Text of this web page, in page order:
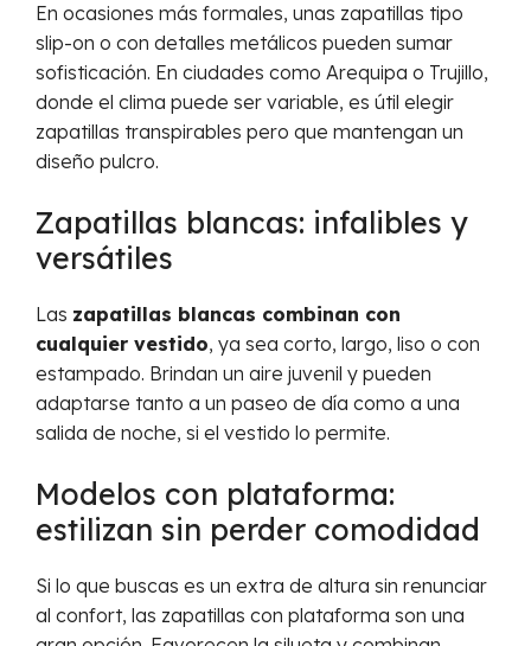
En ocasiones más formales, unas zapatillas tipo
slip-on o con detalles metálicos pueden sumar
sofisticación. En ciudades como Arequipa o Trujillo,
donde el clima puede ser variable, es útil elegir
zapatillas transpirables pero que mantengan un
diseño pulcro.
Zapatillas blancas: infalibles y
versátiles
Las zapatillas blancas combinan con
cualquier vestido, ya sea corto, largo, liso o con
estampado. Brindan un aire juvenil y pueden
adaptarse tanto a un paseo de día como a una
salida de noche, si el vestido lo permite.
Modelos con plataforma:
estilizan sin perder comodidad
Si lo que buscas es un extra de altura sin renunciar
al confort, las zapatillas con plataforma son una